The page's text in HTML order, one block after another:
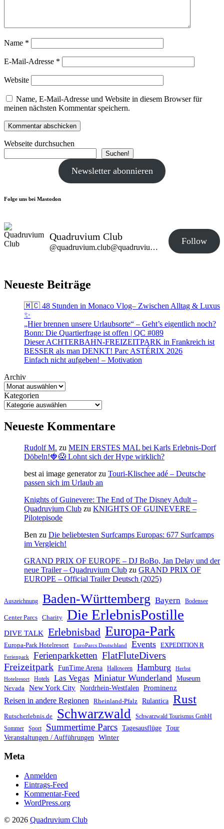
Name *
E-Mail-Adresse *
Website
Name, E-Mail-Adresse und Website in diesem Browser für
meinen nächsten Kommentar speichern.
Webseite durchsuchen
Suchen!
Newsletter abonnieren
Folge uns bei Mastodon
Quadruvium Club
@quadruvium.club@quadruvium.club
Follow
Neueste Beiträge
🇲🇨 48 Stunden in Monaco Vlog– Zwischen Alltag & Luxus
✨
„Hier brennen unsere Urlaubsorte“ – Geht’s eigentlich noch?
Bonn: Die Quartierfrage ist offen | QC #089
Dieser ACHTERBAHN-FREIZEITPARK in Frankreich ist
BESSER als man DENKT! Parc ASTÉRIX 2026
Einfach nicht aufgeben! – Motivation
Archiv
Kategorien
Neueste Kommentare
Rudolf M. zu MEIN ERSTES MAL bei Karls Erlebnis-Dorf
Döbeln!🍓😱 Lohnt sich der Hype wirklich?
best ai image generatorzu Touri-Klischee adé – Deutsche
passen sich im Urlaub an
Knights of Guinevere: The End of The Disney Adult –
Quadruvium Club zu KNIGHTS OF GUINEVERE –
Pilotepisode
Ben zu Die beliebtesten Surfcamps Europas: 677 Surfcamps
im Vergleich!
GRAND PRIX OF EUROPE – DJ BoBo, Jan Delay und der
neue Trailer – Quadruvium Club zu GRAND PRIX OF
EUROPE – Official Trailer Deutsch (2025)
Auszeichnung Baden-Württemberg Bayern Bodensee
Center Parcs Charity Die ErlebnisPostille
DIVE TALK Erlebnisbad Europa-Park
Europa-Park Hotelresort EuroParcs Deutschland Events EXPEDITION R
Ferienpark Ferienparkketten FlatFluteDivers
Freizeitpark FunTime Arena Halloween Hamburg Herbst
Hotelresort Hotels Las Vegas Miniatur Wunderland Museum
Nevada New York City Nordrhein-Westfalen
Prominenz
Reisen in andere Regionen
Rheinland-Pfalz Rulantica Rust
Rutscherlebnis.de Schwarzwald
Schwarzwald Tourismus GmbH
Sommer
Sport Summertime Parcs Tagesausflüge Tour
Veranstaltungen / Aufführungen
Winter
Meta
Anmelden
Eintrags-Feed
Kommentar-Feed
WordPress.org
© 2026 Quadruvium Club